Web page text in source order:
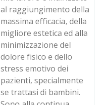
al raggiungimento della
massima efficacia, della
migliore estetica ed alla
minimizzazione del
dolore fisico e dello
stress emotivo dei
pazienti, specialmente
se trattasi di bambini.